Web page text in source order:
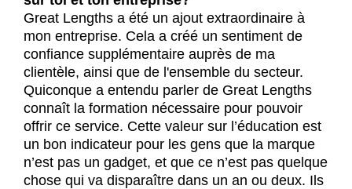
Great Lengths a été un ajout extraordinaire à
mon entreprise. Cela a créé un sentiment de
confiance supplémentaire auprès de ma
clientèle, ainsi que de l'ensemble du secteur.
Quiconque a entendu parler de Great Lengths
connaît la formation nécessaire pour pouvoir
offrir ce service. Cette valeur sur l’éducation est
un bon indicateur pour les gens que la marque
n’est pas un gadget, et que ce n’est pas quelque
chose qui va disparaître dans un an ou deux. Ils